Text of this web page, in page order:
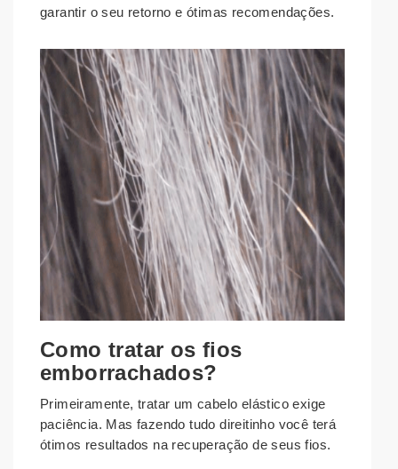
garantir o seu retorno e ótimas recomendações.
Como tratar os fios
emborrachados?
Primeiramente, tratar um cabelo elástico exige
paciência. Mas fazendo tudo direitinho você terá
ótimos resultados na recuperação de seus fios.